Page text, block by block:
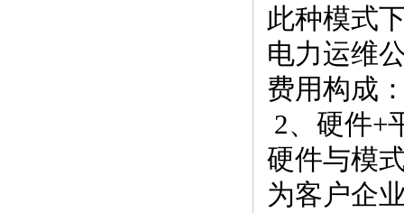
此种模式
电力运维
费用构成
2、硬件+
硬件与模
为客户企